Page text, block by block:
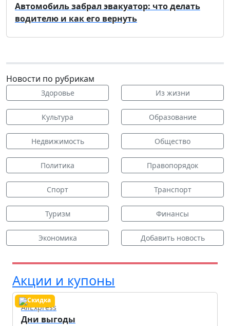
Автомобиль забрал эвакуатор: что делать
водителю и как его вернуть
Новости по рубрикам
Здоровье Из жизни
Культура Образование
Недвижимость Общество
Политика Правопорядок
Спорт Транспорт
Туризм Финансы
Экономика Добавить новость
Акции и купоны
AliExpress
Дни выгоды